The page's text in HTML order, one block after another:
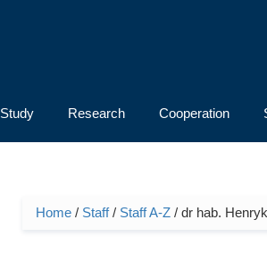
Study Research Cooperation
You are here
Home/ Staff/ Staff A-Z/ dr hab.